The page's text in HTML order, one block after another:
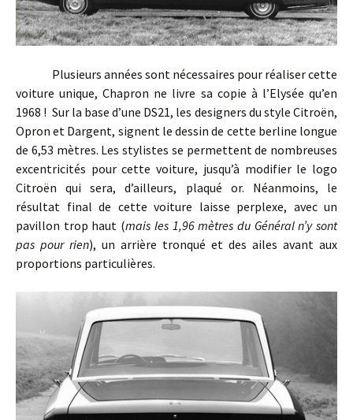
Plusieurs années sont nécessaires pour réaliser cette
voiture unique, Chapron ne livre sa copie à l’Elysée qu’en
1968 ! Sur la base d’une DS21, les designers du style Citroën,
Opron et Dargent, signent le dessin de cette berline longue
de 6,53 mètres. Les stylistes se permettent de nombreuses
excentricités pour cette voiture, jusqu’à modifier le logo
Citroën qui sera, d’ailleurs, plaqué or. Néanmoins, le
résultat final de cette voiture laisse perplexe, avec un
pavillon trop haut (mais les 1,96 mètres du Général n’y sont
pas pour rien), un arrière tronqué et des ailes avant aux
proportions particulières.